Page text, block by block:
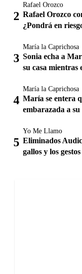
Rafael Orozco
Rafael Orozco
¿Pondrá en
María la Caprichosa
Sonia echa a
su casa mientras
María la Caprichosa
María se entera
embarazada a
Yo Me Llamo
Eliminados
gallos y los